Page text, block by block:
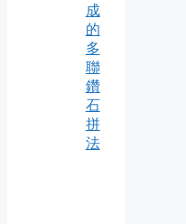
成
的
多
聯
鑽
石
拼
法